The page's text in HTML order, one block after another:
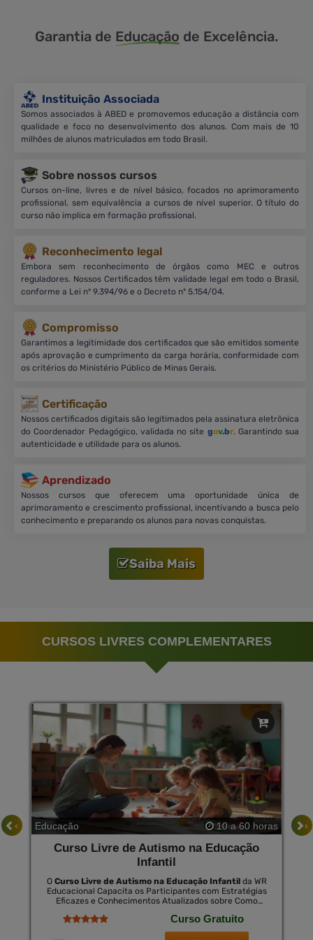
Garantia de Educação de Excelência.
Instituição Associada
Somos associados à ABED e promovemos educação a distância com
qualidade e foco no desenvolvimento dos alunos. Com mais de 10
milhões de alunos matriculados em todo Brasil.
Sobre nossos cursos
Cursos on-line, livres e de nível básico, focados no aprimoramento
profissional, sem equivalência a cursos de nível superior. O título do
curso não implica em formação profissional.
Reconhecimento legal
Embora sem reconhecimento de órgãos como MEC e outros
reguladores. Nossos Certificados têm validade legal em todo o Brasil,
conforme a Lei nº 9.394/96 e o Decreto nº 5.154/04.
Compromisso
Garantimos a legitimidade dos certificados que são emitidos somente
após aprovação e cumprimento da carga horária, conformidade com
os critérios do Ministério Público de Minas Gerais.
Certificação
Nossos certificados digitais são legitimados pela assinatura eletrônica
do Coordenador Pedagógico, validada no site gov.br. Garantindo sua
autenticidade e utilidade para os alunos.
Aprendizado
Nossos cursos que oferecem uma oportunidade única de
aprimoramento e crescimento profissional, incentivando a busca pelo
conhecimento e preparando os alunos para novas conquistas.
Saiba Mais
CURSOS LIVRES COMPLEMENTARES
Educação 10 a 60 horas
Curso Livre de Autismo na Educação
Infantil
O Curso Livre de Autismo na Educação Infantilda WR
Educacional Capacita os Participantes com Estratégias
Eficazes e Conhecimentos Atualizados sobre Como
para Fomentar Um Ambiente Inclusivo Que Valoriza as
Diferenças e Maximiza o Potencial de Cada Criança. ao
Curso Gratuito
‹ ›